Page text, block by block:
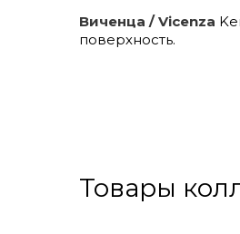
Виченца / Vicenza
поверхность.
Товары